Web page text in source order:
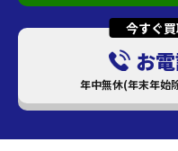
今すぐ
お
年中無休(年末年始